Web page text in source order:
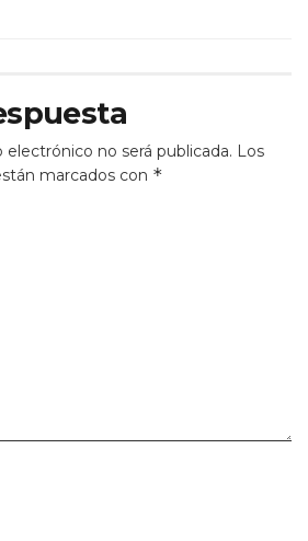
no será publicada. Los
marcados con *